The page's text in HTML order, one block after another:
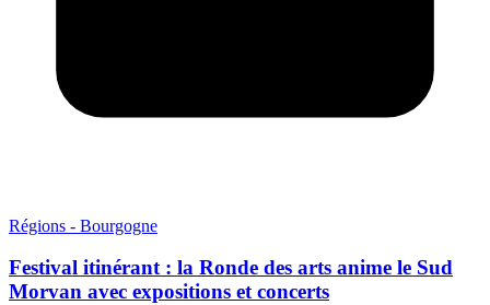
Régions - Bourgogne
Festival itinérant : la Ronde des arts anime le Sud
Morvan avec expositions et concerts